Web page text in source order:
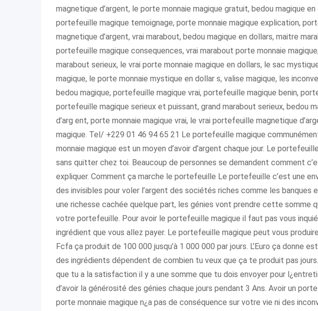
magnetique d’argent, le porte monnaie magique gratuit, bedou magique
portefeuille magique temoignage, porte monnaie magique explication,
magnetique d’argent, vrai marabout, bedou magique en dollars, maitre
portefeuille magique consequences, vrai marabout porte monnaie
marabout serieux, le vrai porte monnaie magique en dollars, le sac
magique, le porte monnaie mystique en dollar s, valise magique, les
bedou magique, portefeuille magique vrai, portefeuille magique benin,
portefeuille magique serieux et puissant, grand marabout serieux, bedou
d’arg ent, porte monnaie magique vrai, le vrai portefeuille magnetique
magique. Tel/ +229 01 46 94 65 21 Le portefeuille magique
monnaie magique est un moyen d’avoir d’argent chaque jour. Le
sans quitter chez toi. Beaucoup de personnes se demandent comment
expliquer. Comment ça marche le portefeuille Le portefeuille c’est une
des invisibles pour voler l’argent des sociétés riches comme les banques
une richesse cachée quelque part, les génies vont prendre cette somme
votre portefeuille. Pour avoir le portefeuille magique il faut pas vous
ingrédient que vous allez payer. Le portefeuille magique peut vous
Fcfa ça produit de 100 000 jusqu’à 1 000 000 par jours. L’Euro ça donne
des ingrédients dépendent de combien tu veux que ça te produit pas
que tu a la satisfaction il y a une somme que tu dois envoyer pour
d’avoir la générosité des génies chaque jours pendant 3 Ans. Avoir un
porte monnaie magique n¿a pas de conséquence sur votre vie ni des